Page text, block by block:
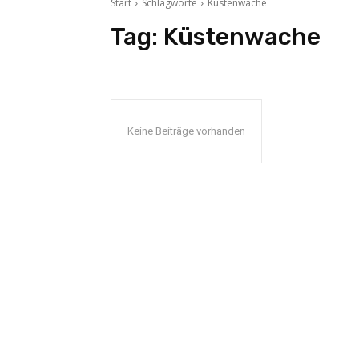
Start Schlagworte Küstenwache
Tag: Küstenwache
Keine Beiträge vorhanden